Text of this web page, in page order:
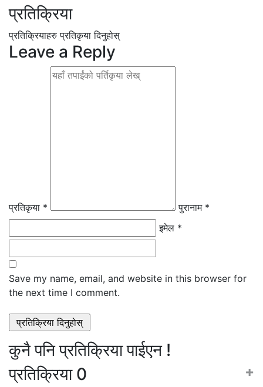
प्रतिक्रिया
प्रतिक्रियाहरुप्रतिकृया दिनुहोस्
Leave a Reply
प्रतिकृया *
पुरानाम *
इमेल *
Save my name, email, and website in this browser for
the next time I comment.
कुनै पनि प्रतिक्रिया पाईएन !
+
प्रतिक्रिया 0